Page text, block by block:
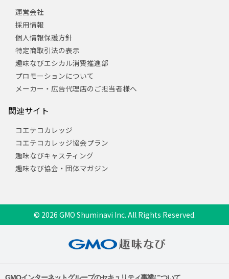
運営会社
採用情報
個人情報保護方針
特定商取引法の表示
趣味なびエシカル消費推進部
プロモーションについて
メーカー・広告代理店のご担当者様へ
関連サイト
コエテコカレッジ
コエテコカレッジ協会プラン
趣味なびキャスティング
趣味なび協会・団体マガジン
© 2026 GMO Shuminavi Inc. All Rights Reserved.